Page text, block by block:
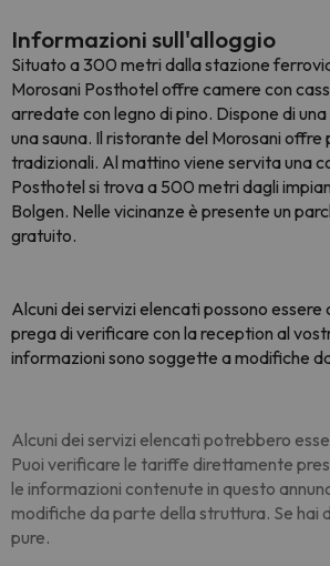
Informazioni sull'alloggio
Situato a 300 metri dalla stazione
Morosani Posthotel offre camere con
arredate con legno di pino. Dispone di
una sauna. Il ristorante del Morosani offre
tradizionali. Al mattino viene servita una
Posthotel si trova a 500 metri dagli
Bolgen. Nelle vicinanze è presente un
gratuito.
Alcuni dei servizi elencati possono essere
prega di verificare con la reception al
informazioni sono soggette a modifiche
Alcuni dei servizi elencati potrebbero
Puoi verificare le tariffe direttamente
le informazioni contenute in questo
modifiche da parte della struttura. Se hai
pure.